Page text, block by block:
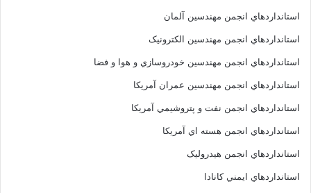
استانداردهاي انجمن مهندسين آلمان
استانداردهاي انجمن مهندسين الکترونيک
استانداردهاي انجمن مهندسين خودروسازي و هوا و فضا
استانداردهاي انجمن مهندسين عمران آمريکا
استانداردهاي انجمن نفت و پتروشيمي آمريکا
استانداردهاي انجمن هسته اي آمريکا
استانداردهاي انجمن هيدروليک
استانداردهاي ايمني کانادا